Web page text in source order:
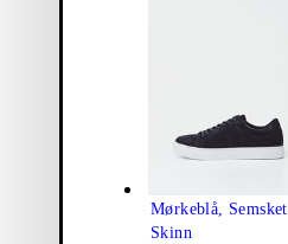
Mørkeblå, Semsket
Skinn